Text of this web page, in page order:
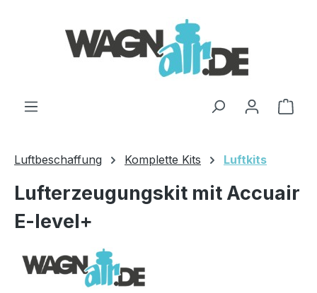
Luftbeschaffung Komplette Kits Luftkits
Lufterzeugungskit mit Accuair
E-level+